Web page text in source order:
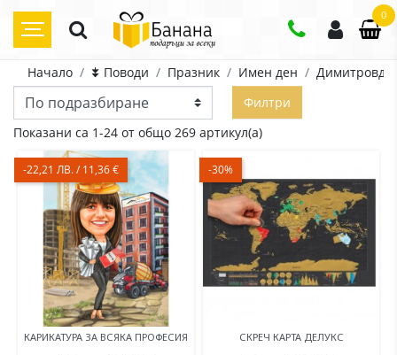
0
Начало ⯯ Поводи Празник Имен ден
Филтри
Показани са 1-24 от общо 269 артикул(а)
КАРИКАТУРА ЗА ВСЯКА ПРОФЕСИЯ
-22,21 ЛВ. / 11,36 €
СКРЕЧ КАРТА ДЕЛУКС
-30%